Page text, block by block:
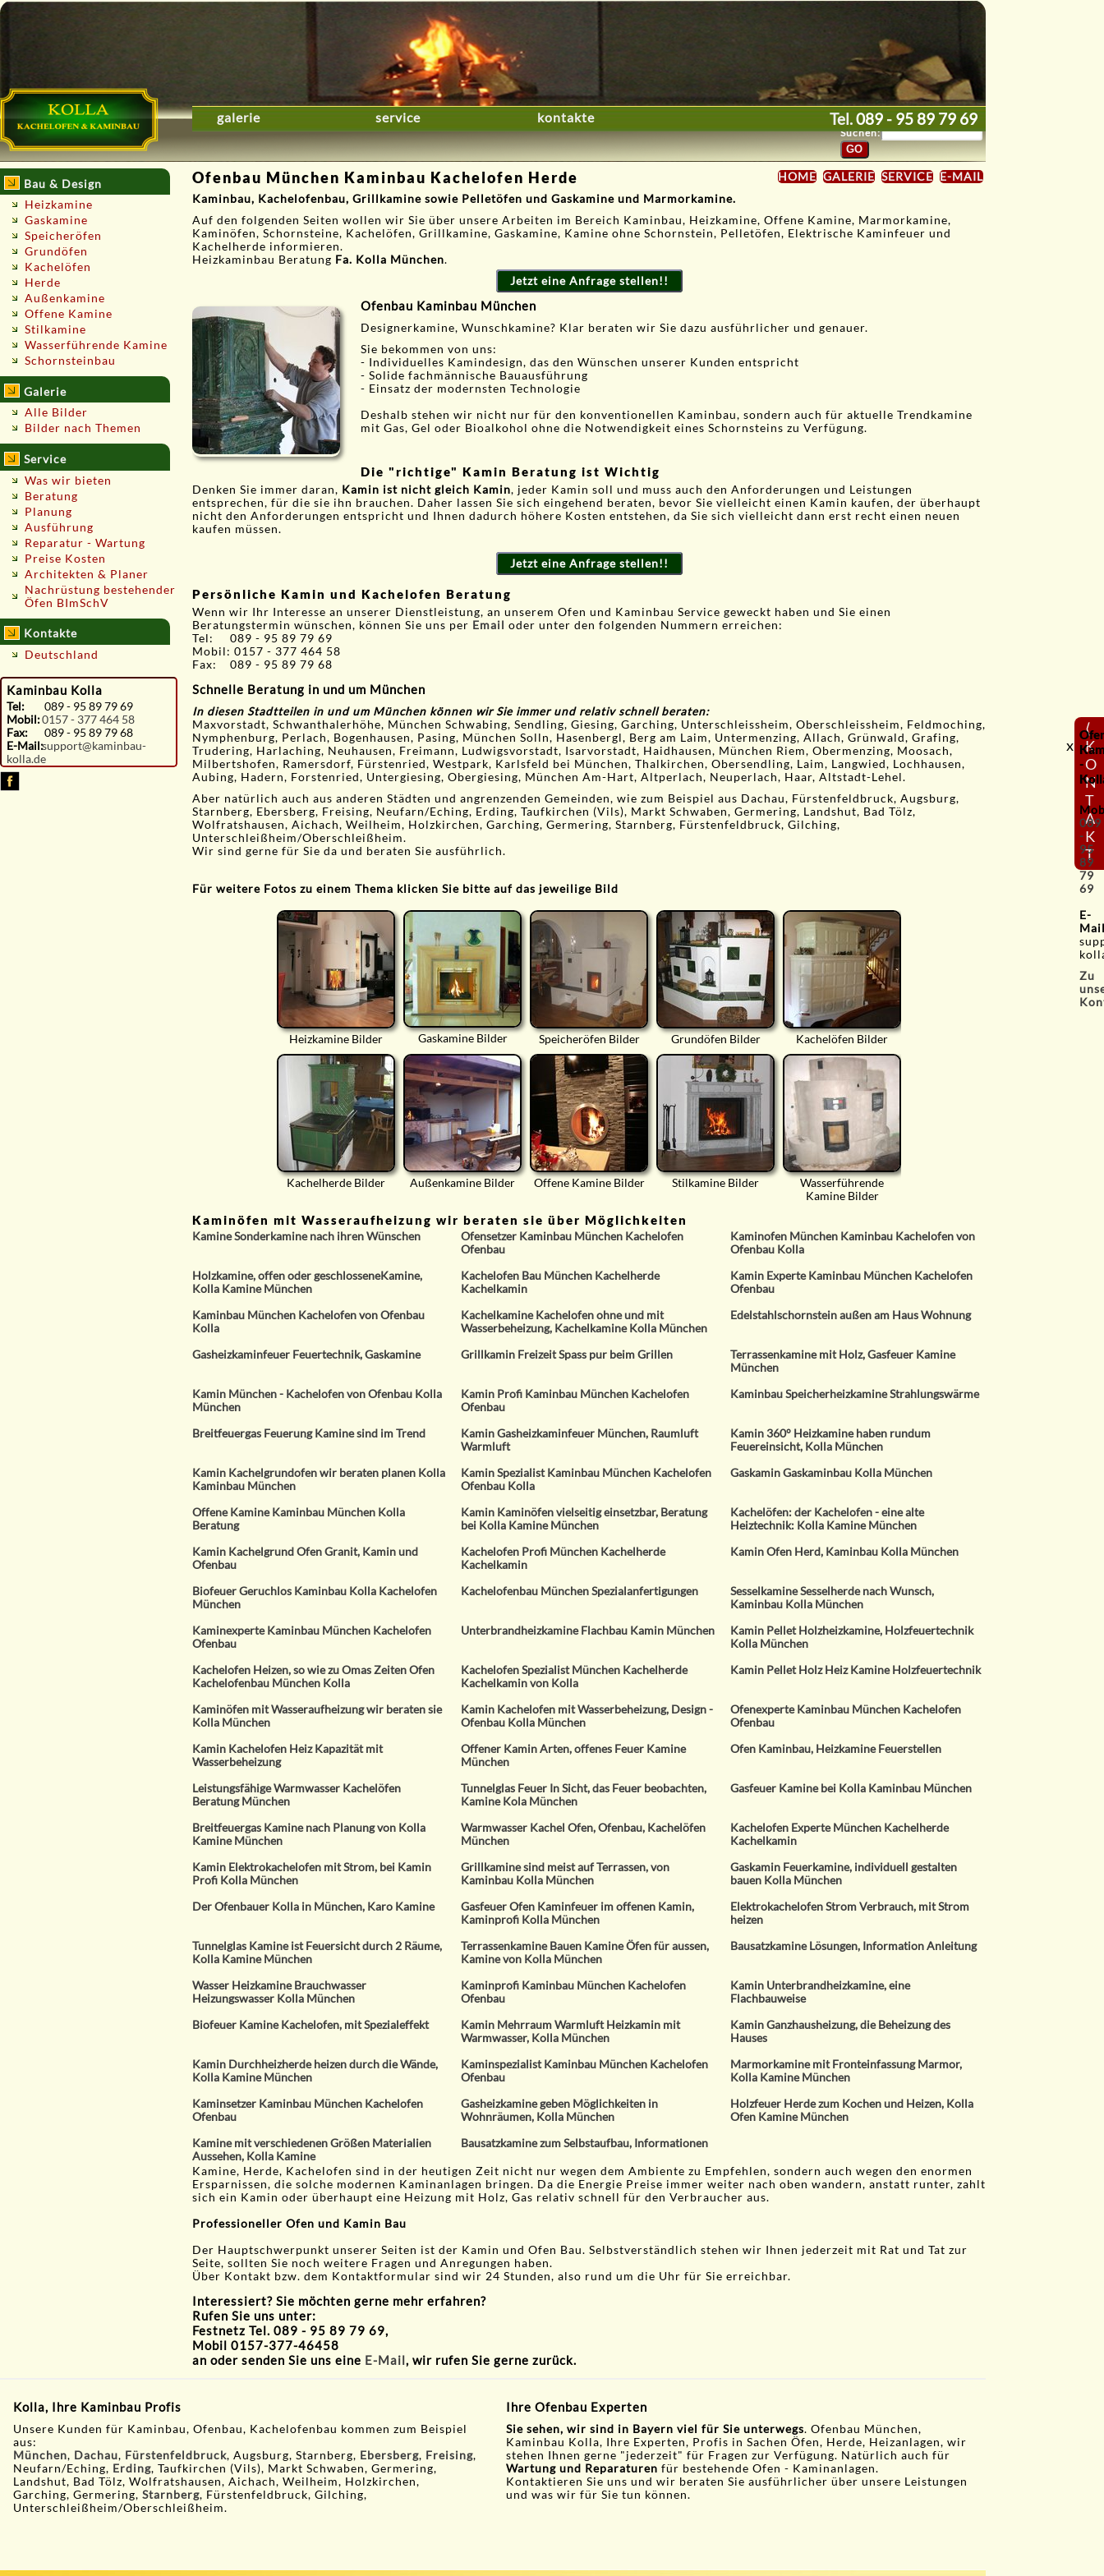
Suchen:
galerie service kontakte Tel.089 - 95 89 79 69
Bau & Design
Heizkamine
Gaskamine
Speicheröfen
Grundöfen
Kachelöfen
Herde
Außenkamine
Offene Kamine
Stilkamine
Wasserführende Kamine
Schornsteinbau
Galerie
Alle Bilder
Bilder nach Themen
Service
Was wir bieten
Beratung
Planung
Ausführung
Reparatur - Wartung
Preise Kosten
Architekten & Planer
Nachrüstung bestehender
Öfen BImSchV
Kontakte
Deutschland
Kaminbau Kolla
Tel:
089 - 95 89 79 69
Mobil:0157 - 377 464 58
Fax:
089 - 95 89 79 68
E-Mail:support@kaminbau-
kolla.de
Ofenbau München Kaminbau Kachelofen Herde
Kaminbau, Kachelofenbau, Grillkamine sowie Pelletöfen und Gaskamine und Marmorkamine.
Auf den folgenden Seiten wollen wir Sie über unsere Arbeiten im Bereich Kaminbau, Heizkamine, Offene Kamine, Marmorkamine,
Kaminöfen, Schornsteine, Kachelöfen, Grillkamine, Gaskamine, Kamine ohne Schornstein, Pelletöfen, Elektrische Kaminfeuer und
Kachelherde informieren.
Heizkaminbau Beratung Fa. Kolla München.
Jetzt eine Anfrage stellen!!
Ofenbau Kaminbau München
Designerkamine, Wunschkamine? Klar beraten wir Sie dazu ausführlicher und genauer.
Sie bekommen von uns:
- Individuelles Kamindesign, das den Wünschen unserer Kunden entspricht
- Solide fachmännische Bauausführung
- Einsatz der modernsten Technologie
Deshalb stehen wir nicht nur für den konventionellen Kaminbau, sondern auch für aktuelle Trendkamine
mit Gas, Gel oder Bioalkohol ohne die Notwendigkeit eines Schornsteins zu Verfügung.
Die "richtige" Kamin Beratung ist Wichtig
Denken Sie immer daran, Kamin ist nicht gleich Kamin, jeder Kamin soll und muss auch den Anforderungen und Leistungen
entsprechen, für die sie ihn brauchen. Daher lassen Sie sich eingehend beraten, bevor Sie vielleicht einen Kamin kaufen, der überhaupt
nicht den Anforderungen entspricht und Ihnen dadurch höhere Kosten entstehen, da Sie sich vielleicht dann erst recht einen neuen
kaufen müssen.
Jetzt eine Anfrage stellen!!
Persönliche Kamin und Kachelofen Beratung
Wenn wir Ihr Interesse an unserer Dienstleistung, an unserem Ofen und Kaminbau Service geweckt haben und Sie einen
Beratungstermin wünschen, können Sie uns per Email oder unter den folgenden Nummern erreichen:
Tel: 089 - 95 89 79 69
Mobil: 0157 - 377 464 58
Fax: 089 - 95 89 79 68
Schnelle Beratung in und um München
In diesen Stadtteilen in und um München können wir Sie immer und relativ schnell beraten:
Maxvorstadt, Schwanthalerhöhe, München Schwabing, Sendling, Giesing, Garching, Unterschleissheim, Oberschleissheim, Feldmoching,
Nymphenburg, Perlach, Bogenhausen, Pasing, München Solln, Hasenbergl, Berg am Laim, Untermenzing, Allach, Grünwald, Grafing,
Trudering, Harlaching, Neuhausen, Freimann, Ludwigsvorstadt, Isarvorstadt, Haidhausen, München Riem, Obermenzing, Moosach,
Milbertshofen, Ramersdorf, Fürstenried, Westpark, Karlsfeld bei München, Thalkirchen, Obersendling, Laim, Langwied, Lochhausen,
Aubing, Hadern, Forstenried, Untergiesing, Obergiesing, München Am-Hart, Altperlach, Neuperlach, Haar, Altstadt-Lehel.
Aber natürlich auch aus anderen Städten und angrenzenden Gemeinden, wie zum Beispiel aus Dachau, Fürstenfeldbruck, Augsburg,
Starnberg, Ebersberg, Freising, Neufarn/Eching, Erding, Taufkirchen (Vils), Markt Schwaben, Germering, Landshut, Bad Tölz,
Wolfratshausen, Aichach, Weilheim, Holzkirchen, Garching, Germering, Starnberg, Fürstenfeldbruck, Gilching,
Unterschleißheim/Oberschleißheim.
Wir sind gerne für Sie da und beraten Sie ausführlich.
Für weitere Fotos zu einem Thema klicken Sie bitte auf das jeweilige Bild
Heizkamine Bilder Gaskamine Bilder Speicheröfen Bilder Grundöfen Bilder Kachelöfen Bilder
Kachelherde Bilder Außenkamine Bilder Offene Kamine Bilder Stilkamine Bilder
Wasserführende
Kamine Bilder
Kaminöfen mit Wasseraufheizung wir beraten sie über Möglichkeiten
Kamine Sonderkamine nach ihren Wünschen
Ofensetzer Kaminbau München Kachelofen
Ofenbau
Kaminofen München Kaminbau Kachelofen von
Ofenbau Kolla
Holzkamine, offen oder geschlosseneKamine,
Kolla Kamine München
Kachelofen Bau München Kachelherde
Kachelkamin
Kamin Experte Kaminbau München Kachelofen
Ofenbau
Kaminbau München Kachelofen von Ofenbau
Kolla
Kachelkamine Kachelofen ohne und mit
Wasserbeheizung, Kachelkamine Kolla München
Edelstahlschornstein außen am Haus Wohnung
Gasheizkaminfeuer Feuertechnik, Gaskamine Grillkamin Freizeit Spass pur beim Grillen
Terrassenkamine mit Holz, Gasfeuer Kamine
München
Kamin München - Kachelofen von Ofenbau Kolla
München
Kamin Profi Kaminbau München Kachelofen
Ofenbau
Kaminbau Speicherheizkamine Strahlungswärme
Breitfeuergas Feuerung Kamine sind im Trend
Kamin Gasheizkaminfeuer München, Raumluft
Warmluft
Kamin 360° Heizkamine haben rundum
Feuereinsicht, Kolla München
Kamin Kachelgrundofen wir beraten planen Kolla
Kaminbau München
Kamin Spezialist Kaminbau München Kachelofen
Ofenbau Kolla
Gaskamin Gaskaminbau Kolla München
Offene Kamine Kaminbau München Kolla
Beratung
Kamin Kaminöfen vielseitig einsetzbar, Beratung
bei Kolla Kamine München
Kachelöfen: der Kachelofen - eine alte
Heiztechnik: Kolla Kamine München
Kamin Kachelgrund Ofen Granit, Kamin und
Ofenbau
Kachelofen Profi München Kachelherde
Kachelkamin
Kamin Ofen Herd, Kaminbau Kolla München
Biofeuer Geruchlos Kaminbau Kolla Kachelofen
München
Kachelofenbau München Spezialanfertigungen
Sesselkamine Sesselherde nach Wunsch,
Kaminbau Kolla München
Kaminexperte Kaminbau München Kachelofen
Ofenbau
Unterbrandheizkamine Flachbau Kamin München
Kamin Pellet Holzheizkamine, Holzfeuertechnik
Kolla München
Kachelofen Heizen, so wie zu Omas Zeiten Ofen
Kachelofenbau München Kolla
Kachelofen Spezialist München Kachelherde
Kachelkamin von Kolla
Kamin Pellet Holz Heiz Kamine Holzfeuertechnik
Kaminöfen mit Wasseraufheizung wir beraten sie
Kolla München
Kamin Kachelofen mit Wasserbeheizung, Design -
Ofenbau Kolla München
Ofenexperte Kaminbau München Kachelofen
Ofenbau
Kamin Kachelofen Heiz Kapazität mit
Wasserbeheizung
Offener Kamin Arten, offenes Feuer Kamine
München
Ofen Kaminbau, Heizkamine Feuerstellen
Leistungsfähige Warmwasser Kachelöfen
Beratung München
Tunnelglas Feuer In Sicht, das Feuer beobachten,
Kamine Kola München
Gasfeuer Kamine bei Kolla Kaminbau München
Breitfeuergas Kamine nach Planung von Kolla
Kamine München
Warmwasser Kachel Ofen, Ofenbau, Kachelöfen
München
Kachelofen Experte München Kachelherde
Kachelkamin
Kamin Elektrokachelofen mit Strom, bei Kamin
Profi Kolla München
Grillkamine sind meist auf Terrassen, von
Kaminbau Kolla München
Gaskamin Feuerkamine, individuell gestalten
bauen Kolla München
Der Ofenbauer Kolla in München, Karo Kamine
Gasfeuer Ofen Kaminfeuer im offenen Kamin,
Kaminprofi Kolla München
Elektrokachelofen Strom Verbrauch, mit Strom
heizen
Tunnelglas Kamine ist Feuersicht durch 2 Räume,
Kolla Kamine München
Terrassenkamine Bauen Kamine Öfen für aussen,
Kamine von Kolla München
Bausatzkamine Lösungen, Information Anleitung
Wasser Heizkamine Brauchwasser
Heizungswasser Kolla München
Kaminprofi Kaminbau München Kachelofen
Ofenbau
Kamin Unterbrandheizkamine, eine
Flachbauweise
Biofeuer Kamine Kachelofen, mit Spezialeffekt
Kamin Mehrraum Warmluft Heizkamin mit
Warmwasser, Kolla München
Kamin Ganzhausheizung, die Beheizung des
Hauses
Kamin Durchheizherde heizen durch die Wände,
Kolla Kamine München
Kaminspezialist Kaminbau München Kachelofen
Ofenbau
Marmorkamine mit Fronteinfassung Marmor,
Kolla Kamine München
Kaminsetzer Kaminbau München Kachelofen
Ofenbau
Gasheizkamine geben Möglichkeiten in
Wohnräumen, Kolla München
Holzfeuer Herde zum Kochen und Heizen, Kolla
Ofen Kamine München
Kamine mit verschiedenen Größen Materialien
Aussehen, Kolla Kamine
Bausatzkamine zum Selbstaufbau, Informationen
Kamine, Herde, Kachelofen sind in der heutigen Zeit nicht nur wegen dem Ambiente zu Empfehlen, sondern auch wegen den enormen
Ersparnissen, die solche modernen Kaminanlagen bringen. Da die Energie Preise immer weiter nach oben wandern, anstatt runter, zahlt
sich ein Kamin oder überhaupt eine Heizung mit Holz, Gas relativ schnell für den Verbraucher aus.
Professioneller Ofen und Kamin Bau
Der Hauptschwerpunkt unserer Seiten ist der Kamin und Ofen Bau. Selbstverständlich stehen wir Ihnen jederzeit mit Rat und Tat zur
Seite, sollten Sie noch weitere Fragen und Anregungen haben.
Über Kontakt bzw. dem Kontaktformular sind wir 24 Stunden, also rund um die Uhr für Sie erreichbar.
Interessiert? Sie möchten gerne mehr erfahren?
Rufen Sie uns unter:
Festnetz Tel. 089 - 95 89 79 69,
Mobil 0157-377-46458
an oder senden Sie uns eine E-Mail, wir rufen Sie gerne zurück.
HOME GALERIE SERVICE E-MAIL
Kolla, Ihre Kaminbau Profis
Unsere Kunden für Kaminbau, Ofenbau, Kachelofenbau kommen zum Beispiel
aus:
München, Dachau, Fürstenfeldbruck, Augsburg, Starnberg, Ebersberg, Freising,
Neufarn/Eching, Erding, Taufkirchen (Vils), Markt Schwaben, Germering,
Landshut, Bad Tölz, Wolfratshausen, Aichach, Weilheim, Holzkirchen,
Garching, Germering,Starnberg, Fürstenfeldbruck, Gilching,
Unterschleißheim/Oberschleißheim.
Ihre Ofenbau Experten
Sie sehen, wir sind in Bayern viel für Sie unterwegs. Ofenbau München,
Kaminbau Kolla, Ihre Experten, Profis in Sachen Öfen, Herde, Heizanlagen, wir
stehen Ihnen gerne "jederzeit" für Fragen zur Verfügung. Natürlich auch für
Wartung und Reparaturen für bestehende Ofen - Kaminanlagen.
Kontaktieren Sie uns und wir beraten Sie ausführlicher über unsere Leistungen
und was wir für Sie tun können.
⟨
K
O
N
T
A
K
T
-
089
-
95
89
79
69
E-
Zu
x